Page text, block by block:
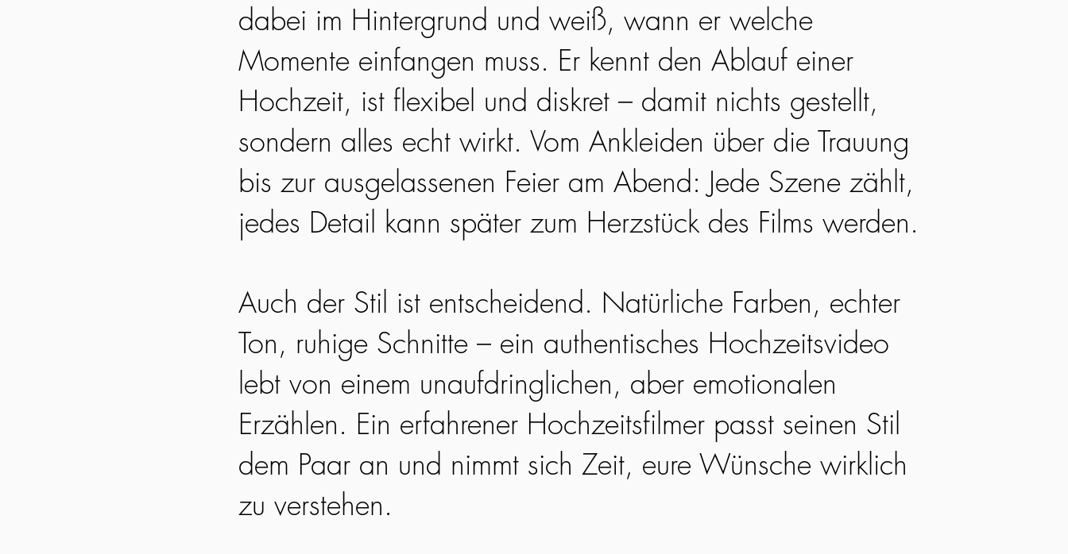
dabei im Hintergrund und weiß, wann er welche
Momente einfangen muss. Er kennt den Ablauf einer
Hochzeit, ist flexibel und diskret – damit nichts gestellt,
sondern alles echt wirkt. Vom Ankleiden über die Trauung
bis zur ausgelassenen Feier am Abend: Jede Szene zählt,
jedes Detail kann später zum Herzstück des Films werden.
Auch der Stil ist entscheidend. Natürliche Farben, echter
Ton, ruhige Schnitte – ein authentisches Hochzeitsvideo
lebt von einem unaufdringlichen, aber emotionalen
Erzählen. Ein erfahrener Hochzeitsfilmer passt seinen Stil
dem Paar an und nimmt sich Zeit, eure Wünsche wirklich
zu verstehen.